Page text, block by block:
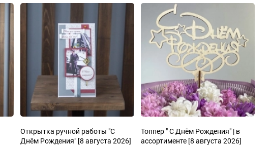
Открытка ручной работы "С
Днём Рождения" [8 августа 2026]
Топпер " С Днём Рождения" | в
ассортименте [8 августа 2026]